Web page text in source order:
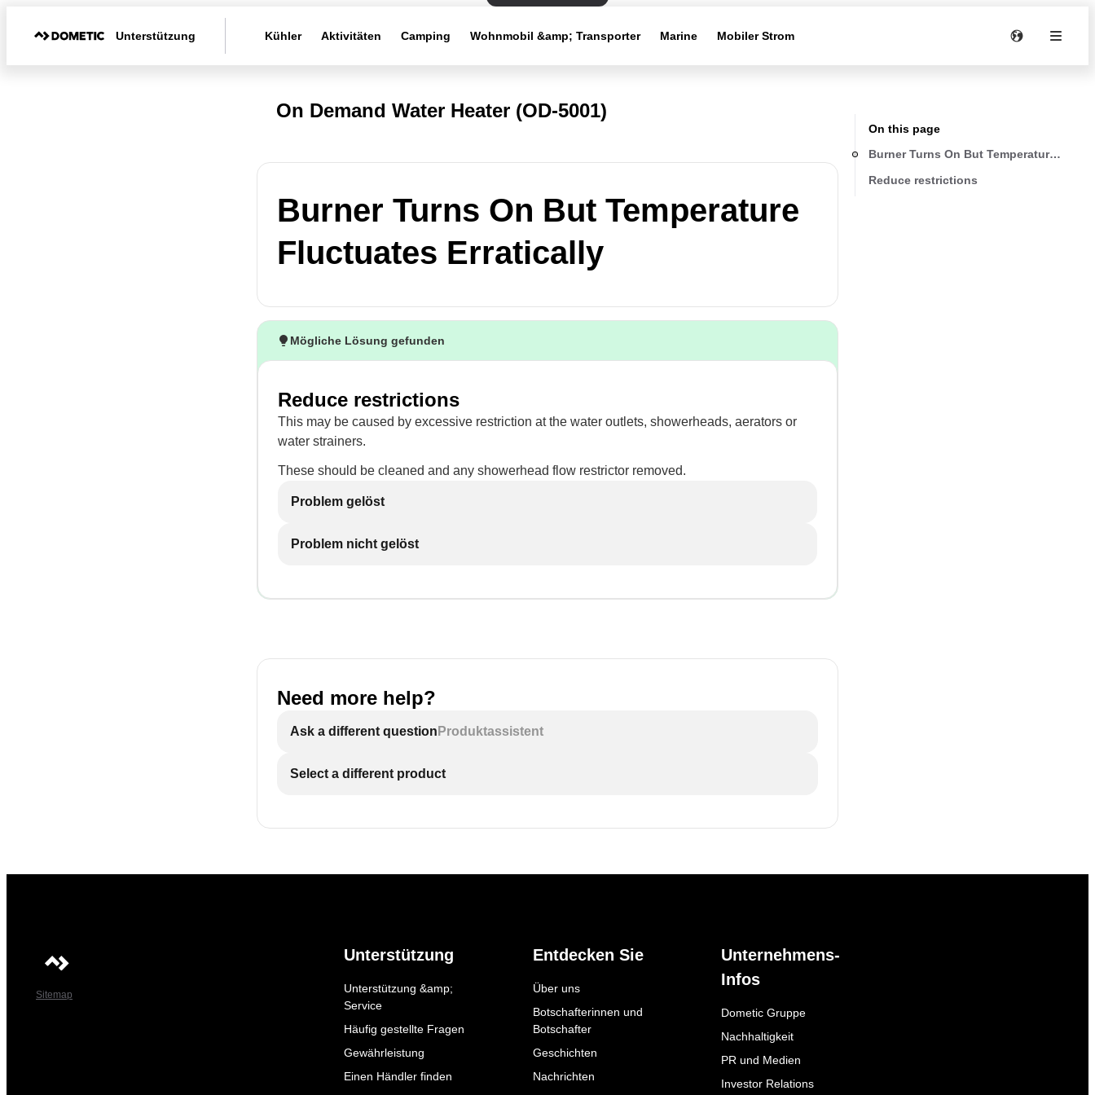
Unterstützung Kühler Aktivitäten Camping Wohnmobil &amp; Transporter Marine Mobiler Strom
On Demand Water Heater (OD-5001)
Burner Turns On But Temperature
Fluctuates Erratically
Mögliche Lösung gefunden
Reduce restrictions
This may be caused by excessive restriction at the water outlets, showerheads, aerators or
water strainers.
These should be cleaned and any showerhead flow restrictor removed.
Problem gelöst
Problem nicht gelöst
Need more help?
Ask a different question Produktassistent
Select a different product
On this page
Burner Turns On But Temperature
Reduce restrictions
Sitemap
Unterstützung
Unterstützung &amp;
Service
Häufig gestellte Fragen
Gewährleistung
Einen Händler finden
Entdecken Sie
Über uns
Botschafterinnen und
Botschafter
Geschichten
Nachrichten
Unternehmens-
Infos
Dometic Gruppe
Nachhaltigkeit
PR und Medien
Investor Relations